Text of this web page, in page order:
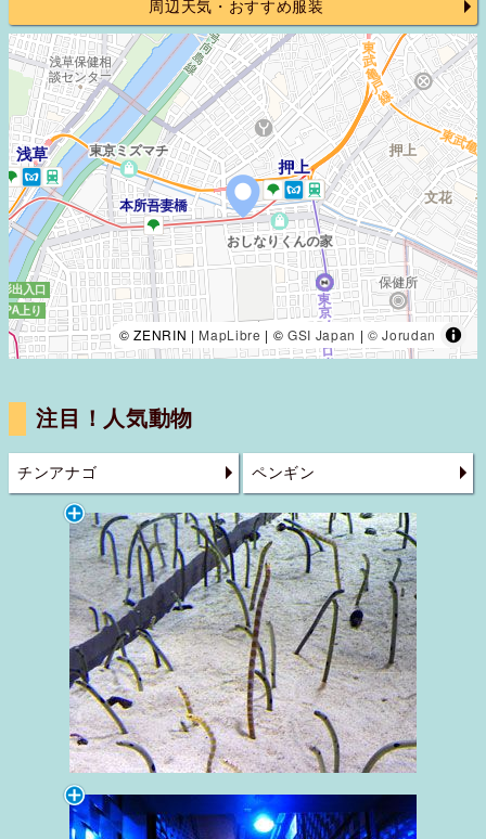
周辺天気・おすすめ服装
© ZENRIN | MapLibre | © GSI Japan | © Jorudan
注目！人気動物
チンアナゴ ペンギン